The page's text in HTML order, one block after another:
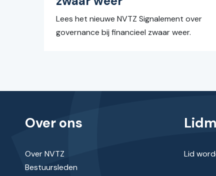
Lees het nieuwe NVTZ Signalement over
governance bij financieel zwaar weer.
Over ons
Over NVTZ
Bestuursleden
Lid